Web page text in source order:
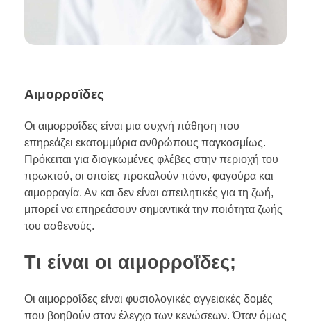
Αιμορροΐδες
Οι αιμορροΐδες είναι μια συχνή πάθηση που
επηρεάζει εκατομμύρια ανθρώπους παγκοσμίως.
Πρόκειται για διογκωμένες φλέβες στην περιοχή του
πρωκτού, οι οποίες προκαλούν πόνο, φαγούρα και
αιμορραγία. Αν και δεν είναι απειλητικές για τη ζωή,
μπορεί να επηρεάσουν σημαντικά την ποιότητα ζωής
του ασθενούς.
Τι είναι οι αιμορροΐδες;
Οι αιμορροΐδες είναι φυσιολογικές αγγειακές δομές
που βοηθούν στον έλεγχο των κενώσεων. Όταν όμως